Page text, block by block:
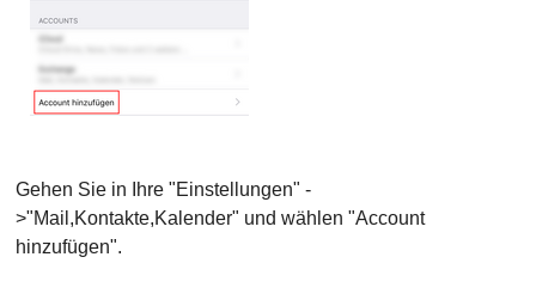
Gehen Sie in Ihre "Einstellungen" -
>"Mail,Kontakte,Kalender" und wählen "Account
hinzufügen".